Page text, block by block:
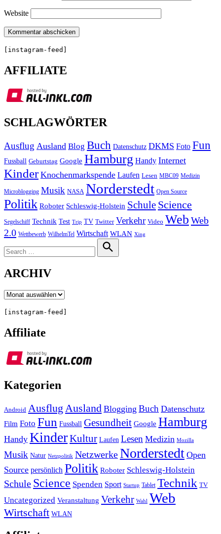
Website
[instagram-feed]
AFFILIATE
SCHLAGWÖRTER
Ausflug Ausland Blog Buch Datenschutz DKMS Foto Fun
Fussball Geburtstag Google Hamburg Handy Internet
Kinder Knochenmarkspende Laufen Lesen MBC09 Medizin
Microblogging Musik NASA Norderstedt Open Source
Politik Roboter Schleswig-Holstein Schule Science
Segelschiff Technik Test Trip TV Twitter Verkehr Video Web Web
2.0 Wettbewerb WilhelmTel Wirtschaft WLAN Xing
for:
Search
ARCHIV
Archiv
[instagram-feed]
Affiliate
Kategorien
Android Ausflug Ausland Blogging Buch Datenschutz
Film Foto Fun Fussball Gesundheit Google Hamburg
Handy KinderKultur Laufen Lesen Medizin Mozilla
Musik Natur Netzpolitik NetzwerkeNorderstedt Open
Source persönlich Politik Roboter Schleswig-Holstein
Schule Science Spenden Sport Startup Tablet Technik TV
Uncategorized Veranstaltung Verkehr Wahl Web
Wirtschaft WLAN